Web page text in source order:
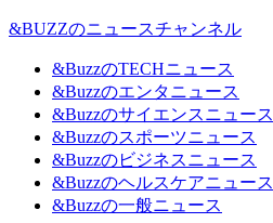
&BUZZのニュースチャンネル
&BuzzのTECHニュース
&Buzzのエンタニュース
&Buzzのサイエンスニュース
&Buzzのスポーツニュース
&Buzzのビジネスニュース
&Buzzのヘルスケアニュース
&Buzzの一般ニュース